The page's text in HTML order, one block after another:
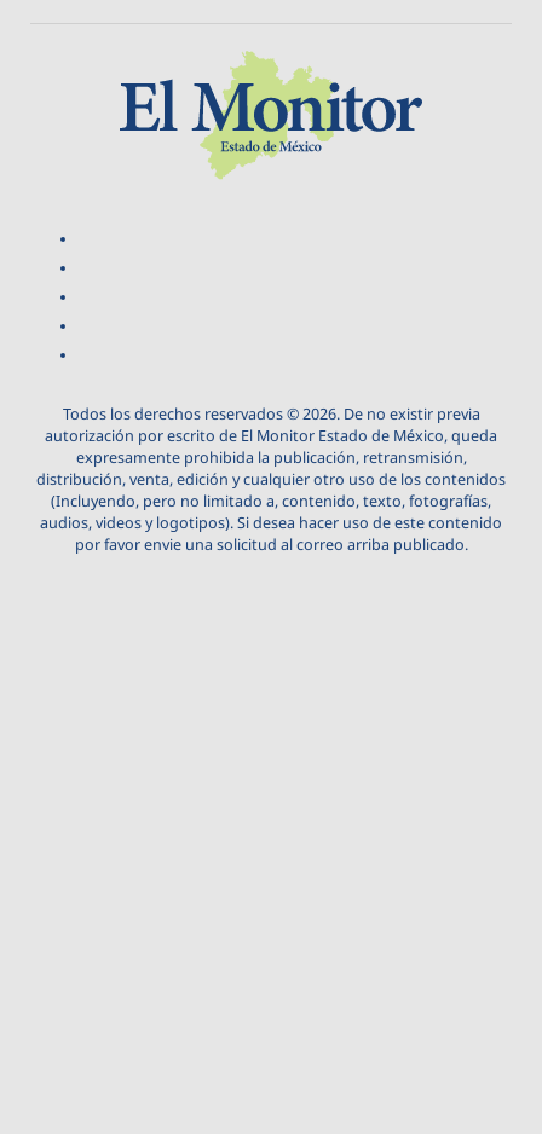
Todos los derechos reservados © 2026. De no existir previa
autorización por escrito de El Monitor Estado de México, queda
expresamente prohibida la publicación, retransmisión,
distribución, venta, edición y cualquier otro uso de los contenidos
(Incluyendo, pero no limitado a, contenido, texto, fotografías,
audios, videos y logotipos). Si desea hacer uso de este contenido
por favor envie una solicitud al correo arriba publicado.